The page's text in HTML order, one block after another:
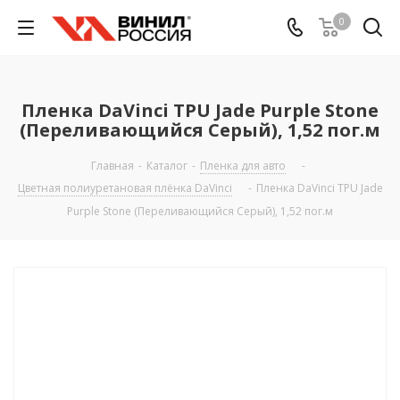
0
Пленка DaVinci TPU Jade Purple Stone
(Переливающийся Серый), 1,52 пог.м
Главная - Каталог - Пленка для авто
-
Цветная полиуретановая плёнка DaVinci
- Пленка DaVinci TPU Jade
Purple Stone (Переливающийся Серый), 1,52 пог.м